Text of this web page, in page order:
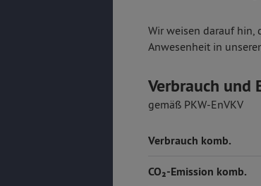
Wir weisen darauf hin,
Anwesenheit in
Verbrauch und
gemäß PKW-EnVKV
Verbrauch komb.
CO₂-Emission komb.